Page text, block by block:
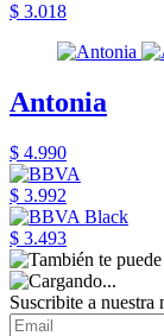
$ 3.018
Antonia
$ 4.990
$ 3.992
$ 3.493
Suscribite a nuestra